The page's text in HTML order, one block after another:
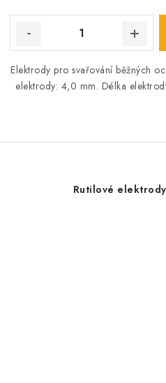
Elektrody pro svařování běžných
elektrody: 4,0 mm. Délka
Rutilové